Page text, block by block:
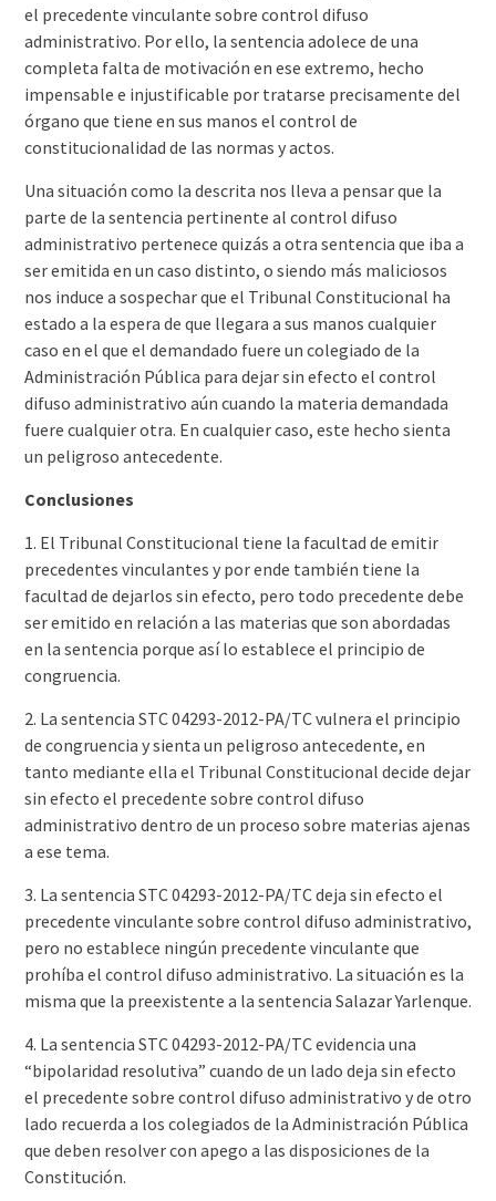
el precedente vinculante sobre control difuso
administrativo. Por ello, la sentencia adolece de una
completa falta de motivación en ese extremo, hecho
impensable e injustificable por tratarse precisamente del
órgano que tiene en sus manos el control de
constitucionalidad de las normas y actos.
Una situación como la descrita nos lleva a pensar que la
parte de la sentencia pertinente al control difuso
administrativo pertenece quizás a otra sentencia que iba a
ser emitida en un caso distinto, o siendo más maliciosos
nos induce a sospechar que el Tribunal Constitucional ha
estado a la espera de que llegara a sus manos cualquier
caso en el que el demandado fuere un colegiado de la
Administración Pública para dejar sin efecto el control
difuso administrativo aún cuando la materia demandada
fuere cualquier otra. En cualquier caso, este hecho sienta
un peligroso antecedente.
Conclusiones
1. El Tribunal Constitucional tiene la facultad de emitir
precedentes vinculantes y por ende también tiene la
facultad de dejarlos sin efecto, pero todo precedente debe
ser emitido en relación a las materias que son abordadas
en la sentencia porque así lo establece el principio de
congruencia.
2. La sentencia STC 04293-2012-PA/TC vulnera el principio
de congruencia y sienta un peligroso antecedente, en
tanto mediante ella el Tribunal Constitucional decide dejar
sin efecto el precedente sobre control difuso
administrativo dentro de un proceso sobre materias ajenas
a ese tema.
3. La sentencia STC 04293-2012-PA/TC deja sin efecto el
precedente vinculante sobre control difuso administrativo,
pero no establece ningún precedente vinculante que
prohíba el control difuso administrativo. La situación es la
misma que la preexistente a la sentencia Salazar Yarlenque.
4. La sentencia STC 04293-2012-PA/TC evidencia una
“bipolaridad resolutiva” cuando de un lado deja sin efecto
el precedente sobre control difuso administrativo y de otro
lado recuerda a los colegiados de la Administración Pública
que deben resolver con apego a las disposiciones de la
Constitución.